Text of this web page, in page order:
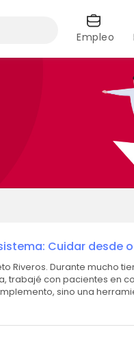
Empleo
Cuidar desde
en la atención clínica directa.
trabajé con pacientes en
sino una